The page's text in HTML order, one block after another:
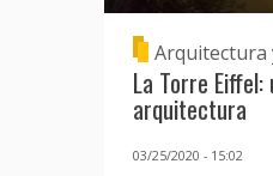
Arquitectura
La Torre
arquitectura
03/25/2020 - 15:02